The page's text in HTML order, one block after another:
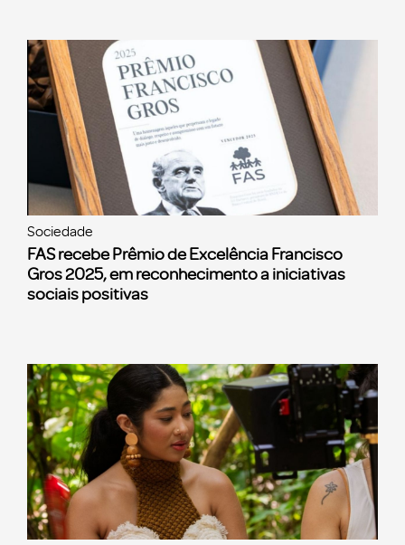
Sociedade
FAS recebe Prêmio de Excelência Francisco
Gros 2025, em reconhecimento a iniciativas
sociais positivas